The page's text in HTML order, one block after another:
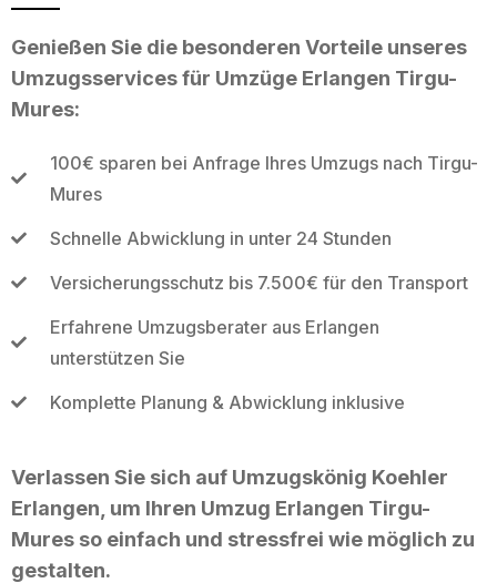
Genießen Sie die besonderen Vorteile unseres
Umzugsservices für Umzüge Erlangen Tirgu-
Mures:
100€ sparen bei Anfrage Ihres Umzugs nach Tirgu-
Mures
Schnelle Abwicklung in unter 24 Stunden
Versicherungsschutz bis 7.500€ für den Transport
Erfahrene Umzugsberater aus Erlangen
unterstützen Sie
Komplette Planung & Abwicklung inklusive
Verlassen Sie sich auf Umzugskönig Koehler
Erlangen, um Ihren Umzug Erlangen Tirgu-
Mures so einfach und stressfrei wie möglich zu
gestalten.